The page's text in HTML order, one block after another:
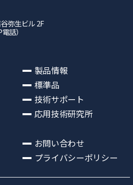
弥⽣ビル 2F
話）
製品情報
標準品
技術サポート
応用技術研究所
お問い合わせ
プライバシーポリシー